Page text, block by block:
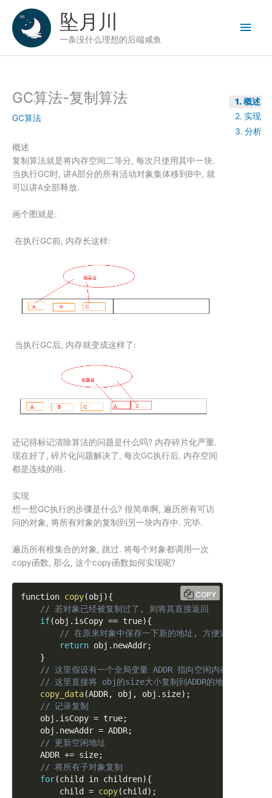
坠月川
一条没什么理想的后端咸鱼
主
菜
GC算法-复制算法
GC算法
概述
复制算法就是将内存空间二等分, 每次只使用其中一块.
当执行GC时, 讲A部分的所有活动对象集体移到B中, 就
可以讲A全部释放.
画个图就是:
​ 在执行GC前, 内存长这样:
​ 当执行GC后, 内存就变成这样了:
还记得标记清除算法的问题是什么吗? 内存碎片化严重.
现在好了, 碎片化问题解决了, 每次GC执行后, 内存空间
都是连续的啦.
实现
想一想GC执行的步骤是什么? 很简单啊, 遍历所有可访
问的对象, 将所有对象的复制到另一块内存中. 完毕.
遍历所有根集合的对象, 跳过. 将每个对象都调用一次
copy函数, 那么, 这个copy函数如何实现呢?
function copy(obj ){
// 若对象已经被复制过了, 则将其直接返回
if(obj . isCopy == true){
// 在原来对象中保存一下新的地址, 方便返回
return obj . newAddr;
}
// 这里假设有一个全局变量 ADDR 指向空闲内存的首地址
// 这里直接将 obj的size大小复制到ADDR的地方
copy_data(ADDR, obj , obj . size) ;
// 记录复制
    obj
. isCopy = true;
    obj
. newAddr = ADDR;
// 更新空闲地址
    ADDR
+= size;
// 将所有子对象复制
for(child in children){
        child
= copy(child ) ;
COPY
概述
实现
分析